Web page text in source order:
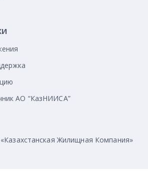
АО “КазНИИСА”
Жилищная Компания»